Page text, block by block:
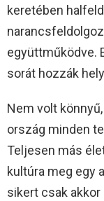
keretében
együttműködve.
sorát hozzák
Nem volt
ország minden
Teljesen más
kultúra meg egy
sikert csak akkor